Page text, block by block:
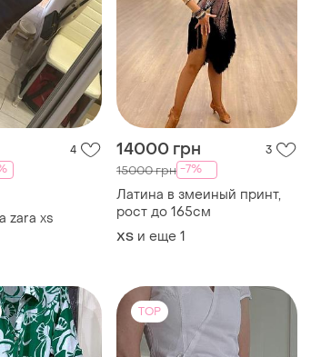
4
zara xs
14000 грн 3
15000 грн -7%
Латина в змеиный принт,
рост до 165см
ХS и еще 1
TOP